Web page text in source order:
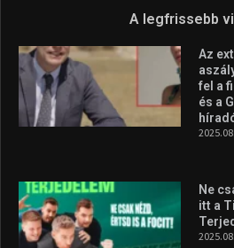
A legfrissebb
Az
fel a
és a
Ne
itt a